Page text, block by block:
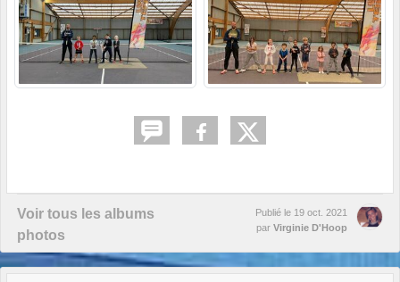
Voir tous les albums
photos
Publié le 19 oct. 2021
par Virginie D'Hoop